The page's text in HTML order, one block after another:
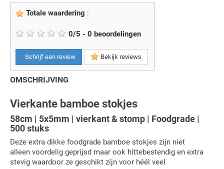
Totale waardering :
0/5 - 0 beoordelingen
Schrijf een review Bekijk reviews
OMSCHRIJVING
Vierkante bamboe stokjes
58cm | 5x5mm | vierkant & stomp | Foodgrade |
500 stuks
Deze extra dikke foodgrade bamboe stokjes zijn niet
alleen voordelig geprijsd maar ook hittebestendig en extra
stevig waardoor ze geschikt zijn voor héél veel